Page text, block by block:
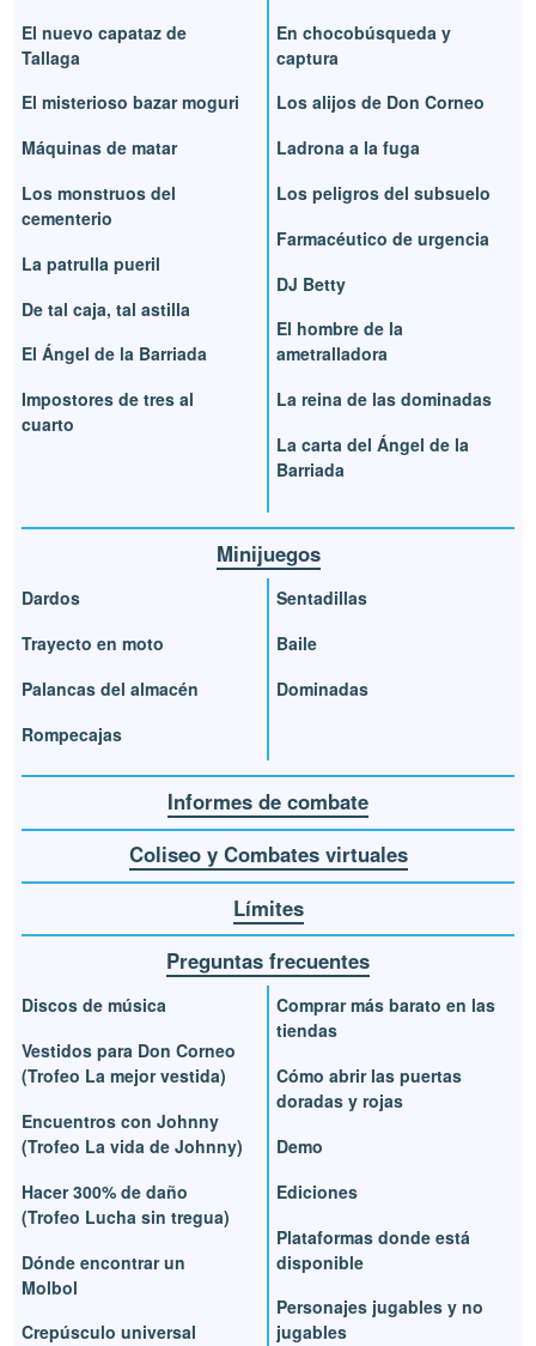
El nuevo capataz de
Tallaga
El misterioso bazar moguri
Máquinas de matar
Los monstruos del
cementerio
La patrulla pueril
De tal caja, tal astilla
El Ángel de la Barriada
Impostores de tres al
cuarto
En chocobúsqueda y
captura
Los alijos de Don Corneo
Ladrona a la fuga
Los peligros del subsuelo
Farmacéutico de urgencia
DJ Betty
El hombre de la
ametralladora
La reina de las dominadas
La carta del Ángel de la
Barriada
Minijuegos
Dardos
Trayecto en moto
Palancas del almacén
Rompecajas
Sentadillas
Baile
Dominadas
Informes de combate
Coliseo y Combates virtuales
Límites
Preguntas frecuentes
Discos de música
Vestidos para Don Corneo
(Trofeo La mejor vestida)
Encuentros con Johnny
(Trofeo La vida de Johnny)
Hacer 300% de daño
(Trofeo Lucha sin tregua)
Dónde encontrar un
Molbol
Crepúsculo universal
Comprar más barato en las
tiendas
Cómo abrir las puertas
doradas y rojas
Demo
Ediciones
Plataformas donde está
disponible
Personajes jugables y no
jugables